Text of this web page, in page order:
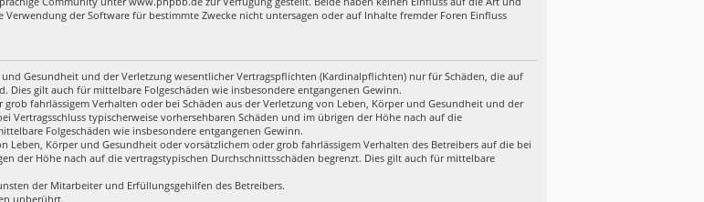
der Software für bestimmte Zwecke nicht untersagen oder auf Inhalte fremder Foren Einfluss
Gesundheit und der Verletzung wesentlicher Vertragspflichten (Kardinalpflichten) nur für Schäden, die auf
Dies gilt auch für mittelbare Folgeschäden wie insbesondere entgangenen Gewinn.
fahrlässigem Verhalten oder bei Schäden aus der Verletzung von Leben, Körper und Gesundheit und der
Vertragsschluss typischerweise vorhersehbaren Schäden und im übrigen der Höhe nach auf die
Folgeschäden wie insbesondere entgangenen Gewinn.
Leben, Körper und Gesundheit oder vorsätzlichem oder grob fahrlässigem Verhalten des Betreibers auf die bei
der Höhe nach auf die vertragstypischen Durchschnittsschäden begrenzt. Dies gilt auch für mittelbare
der Mitarbeiter und Erfüllungsgehilfen des Betreibers.
unberührt.